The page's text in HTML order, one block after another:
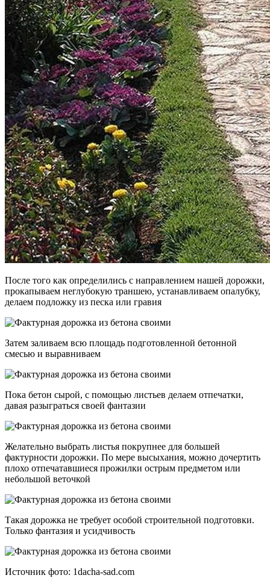
После того как определились с направлением нашей дорожки,
прокапываем неглубокую траншею, устанавливаем опалубку,
делаем подложку из песка или гравия
Затем заливаем всю площадь подготовленной бетонной
смесью и выравниваем
Пока бетон сырой, с помощью листьев делаем отпечатки,
давая разыграться своей фантазии
Желательно выбрать листья покрупнее для большей
фактурности дорожки. По мере высыхания, можно дочертить
плохо отпечатавшиеся прожилки острым предметом или
небольшой веточкой
Такая дорожка не требует особой строительной подготовки.
Только фантазия и усидчивость
Источник фото: 1dacha-sad.com